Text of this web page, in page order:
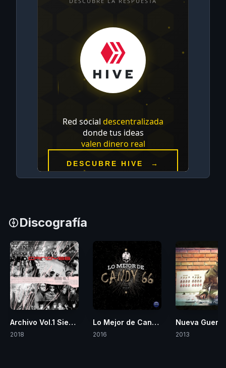
Discografía
Archivo Vol.1 Siempre Fuertes
2018
Lo Mejor de Candy 66
2016
Nueva Guerra
2013